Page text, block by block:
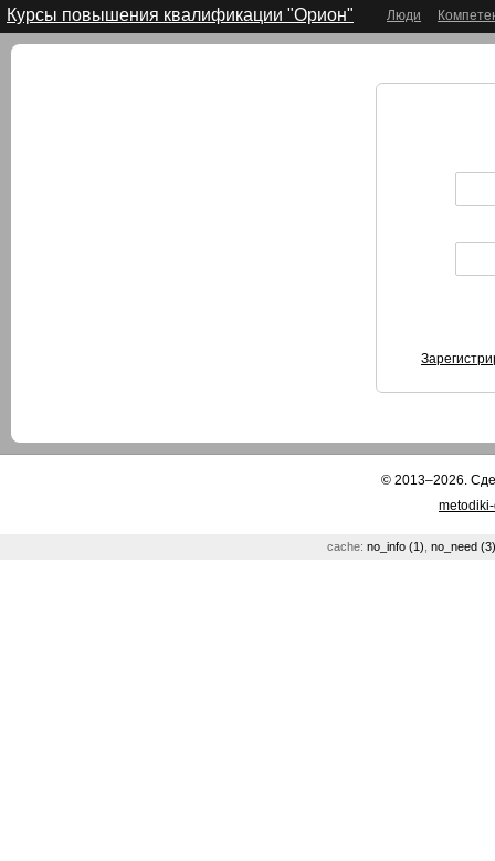
Курсы повышения квалификации "Орион" Люди
© 2013–2026.
cache: no_info (1) no_need (3)